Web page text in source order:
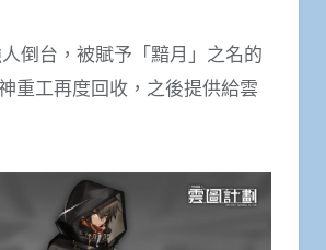
倒台，被賦予「黯月」之名的
重工再度回收，之後提供給雲